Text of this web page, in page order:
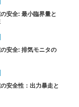
安全: 最小臨界量と
安全: 排気モニタの
安全性：出力暴走と